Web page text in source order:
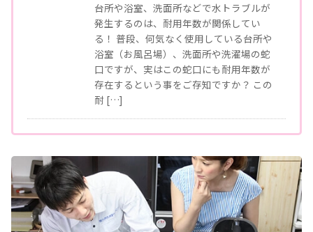
台所や浴室、洗面所などで水トラブルが
発生するのは、耐用年数が関係してい
る！ 普段、何気なく使用している台所や
浴室（お風呂場）、洗面所や洗濯場の蛇
口ですが、実はこの蛇口にも耐用年数が
存在するという事をご存知ですか？ この
耐 […]